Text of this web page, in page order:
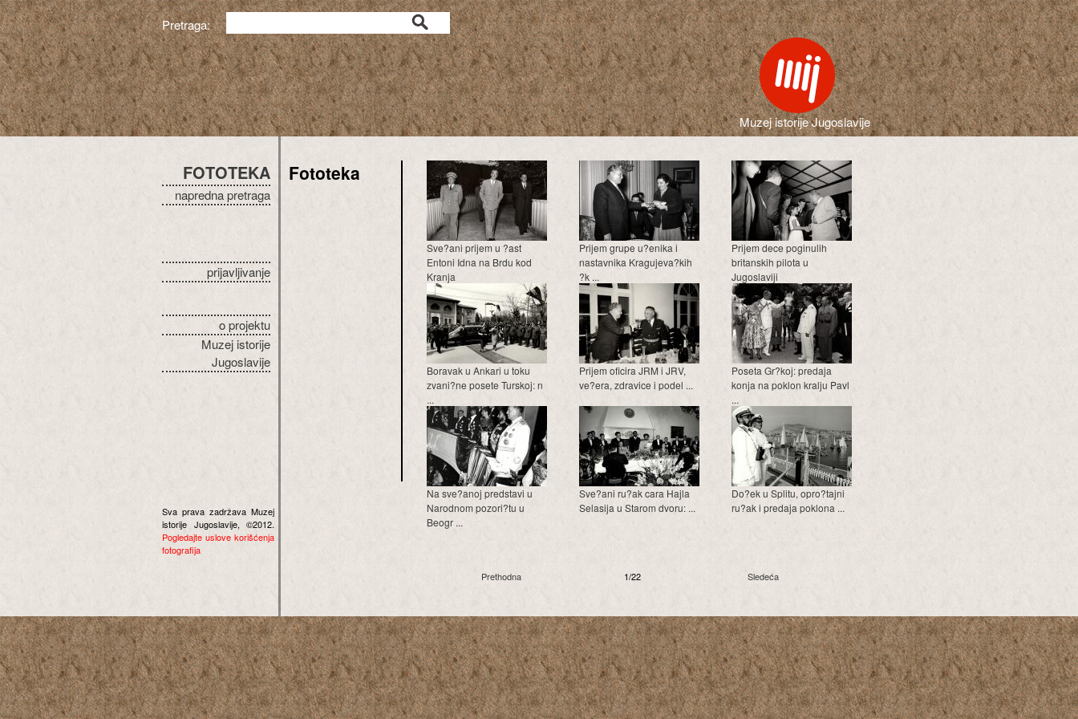
Pretraga:
Muzej istorije Jugoslavije
FOTOTEKA
napredna pretraga
prijavljivanje
o projektu
Muzej istorije
Jugoslavije
Sva prava zadržava Muzej
istorije Jugoslavije, ©2012.
Pogledajte uslove korišćenja
fotografija
Fototeka
Sve?ani prijem u ?ast
Entoni Idna na Brdu kod
Kranja
Prijem grupe u?enika i
nastavnika Kragujeva?kih
?k ...
Prijem dece poginulih
britanskih pilota u
Jugoslaviji
Boravak u Ankari u toku
zvani?ne posete Turskoj: n
...
Prijem oficira JRM i JRV,
ve?era, zdravice i podel ...
Poseta Gr?koj: predaja
konja na poklon kralju Pavl
...
Na sve?anoj predstavi u
Narodnom pozori?tu u
Beogr ...
Sve?ani ru?ak cara Hajla
Selasija u Starom dvoru: ...
Do?ek u Splitu, opro?tajni
ru?ak i predaja poklona ...
Prethodna 1/22 Sledeća